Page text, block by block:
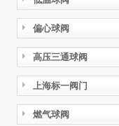
偏心球阀
高压三通球阀
上海标一阀门
燃气球阀